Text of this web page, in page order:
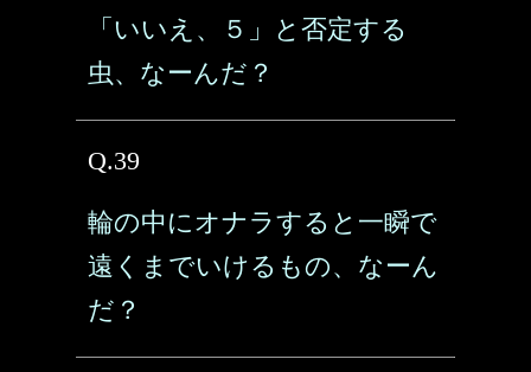
「いいえ、５」と否定する
虫、なーんだ？
Q.39
輪の中にオナラすると一瞬で
遠くまでいけるもの、なーん
だ？